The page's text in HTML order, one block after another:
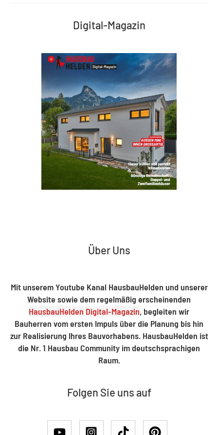
Digital-Magazin
Über Uns
Mit unserem Youtube Kanal HausbauHelden und unserer
Website sowie dem regelmäßig erscheinenden
HausbauHelden Digital-Magazin, begleiten wir
Bauherren vom ersten Impuls über die Planung bis hin
zur Realisierung Ihres Bauvorhabens. HausbauHelden ist
die Nr. 1 Hausbau Community im deutschsprachigen
Raum.
Folgen Sie uns auf